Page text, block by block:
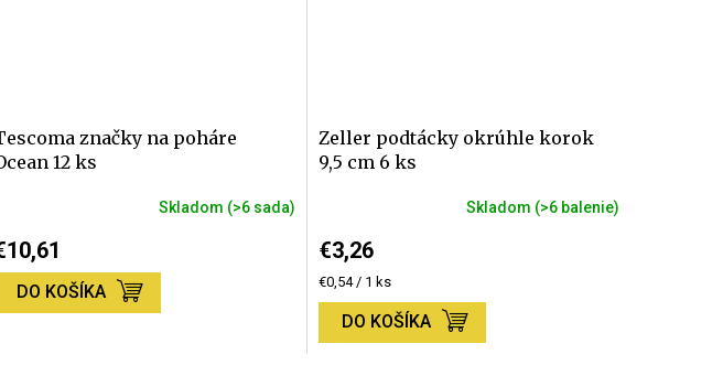
značky na poháre
12 ks
Skladom (>6 sada)
DO KOŠÍKA
Zeller podtácky okrúhle korok
9,5 cm 6 ks
Skladom (>6 balenie)
€3,26
Jednotková
cena:
€0,54 / 1 ks
DO KOŠÍKA